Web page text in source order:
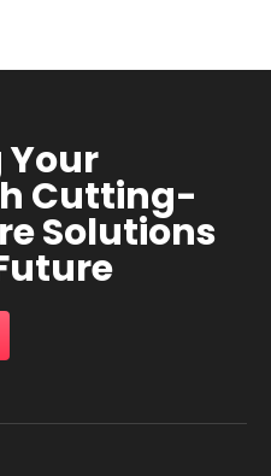
Your
Cutting-
Solutions